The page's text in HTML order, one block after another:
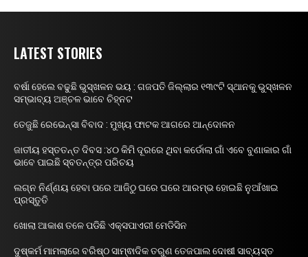
LATEST STORIES
ବର୍ଷା ହେଲେ ବଢୁଛି ଭୁସ୍ଖଳନ ଭୟ : ଗଜପତି ଜିଲ୍ଲାର ୧୩୯ଟି ସ୍ଥାନକୁ ଭୁସ୍ଖଳନ
ସମ୍ଭାବ୍ୟ ଅଞ୍ଚଳ ଭାବେ ଚିହ୍ନଟ
ତେଜୁଛି ରେଭେନ୍ସା ବିବାଦ : ମୁଖ୍ୟ ଫାଟକ ଆଗରେ ଆନ୍ଦୋଳନ
ଜାତୀୟ ହସ୍ତତନ୍ତ ଦିବସ :୪୦ କିମି ଦୂରରେ ଥିବା କର୍ଡୋଲା ଗାଁ ଏବେ ବୁଣାକାର ଗାଁ
ଭାବେ ପାଇଛି ସ୍ବତନ୍ତ୍ର ପରିଚୟ
ଲଗ୍ନ ନିର୍ଣ୍ଣୟ ହେବା ପରେ ଆଜିଠୁ ଘରେ ଘରେ ଆରମ୍ଭ ହୋଇଛି ନୁଆଁଖାଇ
ପ୍ରସ୍ତୁତି
ଖୋଲା ଆକାଶ ତଳେ ପଡିଛି ଏକ୍ସପାଏରୀ ମେଡିସିନ
ଦୁଷ୍କର୍ମ ମାମଲାରେ ବରିଷ୍ଠ ସାମ୍ଵାଦିକ ତରୁଣ ତେଜପାଲ ଦୋଷୀ ସାବ୍ୟସ୍ତ